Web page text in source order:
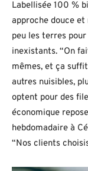
Labellisée 100 %
approche douce
peu les terres
inexistants. “On
mêmes, et ça
autres nuisibles,
optent pour des
économique
hebdomadaire à
“Nos clients